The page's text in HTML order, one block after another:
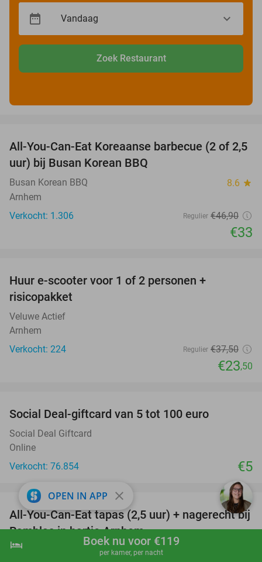
shopping_cart Boek nu
hotel Boek nu voor €119
per kamer, per nacht
Zoek Restaurant
30%
All-You-Can-Eat Koreaanse barbecue (2 of 2,5
uur) bij Busan Korean BBQ
Busan Korean BBQ 8.6 star
Arnhem
Verkocht: 1.306
Regulier €46,90
€33
Huur e-scooter voor 1 of 2 personen +
risicopakket
Veluwe Actief
Arnhem
Verkocht: 224
Regulier €37,50
€23,50
Social Deal-giftcard van 5 tot 100 euro
Social Deal Giftcard
Online
Verkocht: 76.854
€5
34%
favorite_border
All-You-Can-Eat tapas (2,5 uur) + nagerecht bij
Ramblas in hartje Arnhem
Ramblas Arnhem
OPEN IN APP close